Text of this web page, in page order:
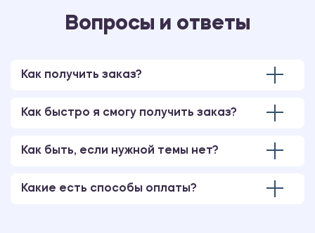
Вопросы и ответы
Как получить заказ?
Как быстро я смогу получить заказ?
Как быть, если нужной темы нет?
Какие есть способы оплаты?